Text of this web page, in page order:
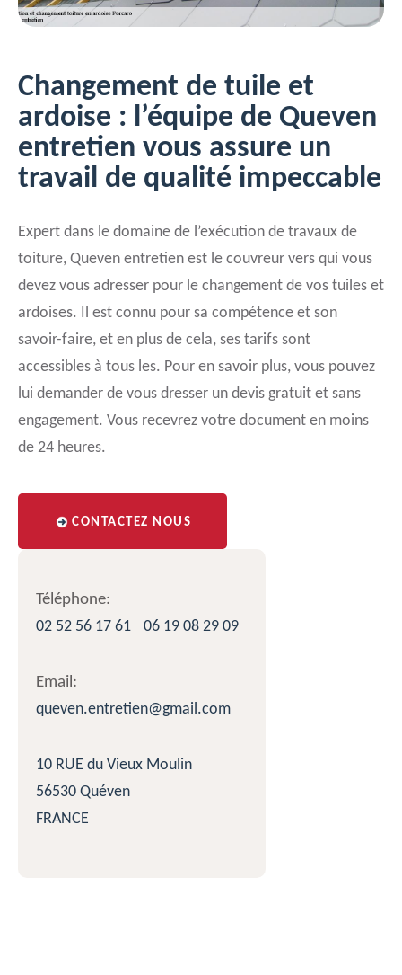
Changement de tuile et
ardoise : l’équipe de Queven
entretien vous assure un
travail de qualité impeccable
Expert dans le domaine de l’exécution de travaux de
toiture, Queven entretien est le couvreur vers qui vous
devez vous adresser pour le changement de vos tuiles et
ardoises. Il est connu pour sa compétence et son
savoir-faire, et en plus de cela, ses tarifs sont
accessibles à tous les. Pour en savoir plus, vous pouvez
lui demander de vous dresser un devis gratuit et sans
engagement. Vous recevrez votre document en moins
de 24 heures.
CONTACTEZ NOUS
Téléphone:
02 52 56 17 61
06 19 08 29 09
Email:
queven.entretien@gmail.com
10 RUE du Vieux Moulin
56530 Quéven
FRANCE